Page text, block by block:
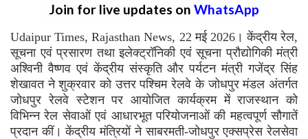
Join for live updates on WhatsApp
Udaipur Times, Rajasthan News, 22 मई 2026। केंद्रीय रेल,
सूचना एवं प्रसारण तथा इलेक्ट्रॉनिकी एवं सूचना प्रौद्योगिकी मंत्री
अश्विनी वैष्णव एवं केंद्रीय संस्कृति और पर्यटन मंत्री गजेंद्र सिंह
शेखावत ने शुक्रवार को उत्तर पश्चिम रेलवे के जोधपुर मंडल अंतर्गत
जोधपुर रेलवे स्टेशन पर आयोजित कार्यक्रम में राजस्थान को
विभिन्न रेल सेवाओं एवं आधारभूत परियोजनाओं की महत्वपूर्ण सौगातें
प्रदान कीं। केंद्रीय मंत्रियों ने साबरमती-जोधपुर एक्सप्रेस रेलसेवा